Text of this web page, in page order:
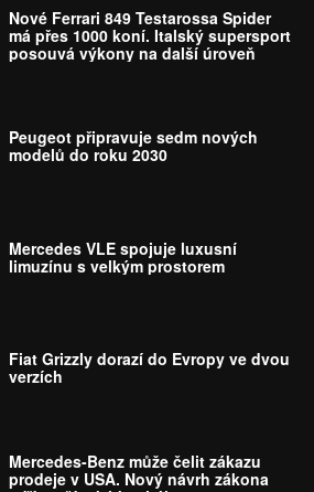
Nové Ferrari 849 Testarossa Spider
má přes 1000 koní. Italský supersport
posouvá výkony na další úroveň
Peugeot připravuje sedm nových
modelů do roku 2030
Mercedes VLE spojuje luxusní
limuzínu s velkým prostorem
Fiat Grizzly dorazí do Evropy ve dvou
verzích
Mercedes-Benz může čelit zákazu
prodeje v USA. Nový návrh zákona